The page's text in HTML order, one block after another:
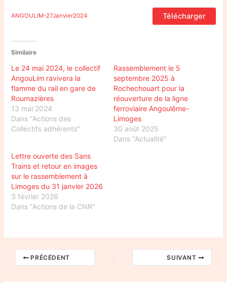
ANGOULIM-27Janvier2024 Télécharger
Similaire
Le 24 mai 2024, le collectif
AngouLim ravivera la
flamme du rail en gare de
Roumazières
13 mai 2024
Dans "Actions des
Collectifs adhérents"
Rassemblement le 5
septembre 2025 à
Rochechouart pour la
réouverture de la ligne
ferroviaire Angoulême-
Limoges
30 août 2025
Dans "Actualité"
Lettre ouverte des Sans
Trains et retour en images
sur le rassemblement à
Limoges du 31 janvier 2026
3 février 2026
Dans "Actions de la CNR"
PRÉCÉDENT SUIVANT